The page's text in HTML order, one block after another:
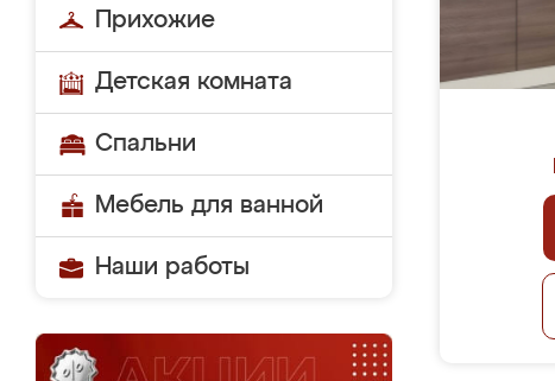
Прихожие
Детская комната
Спальни
Мебель для ванной
Наши работы